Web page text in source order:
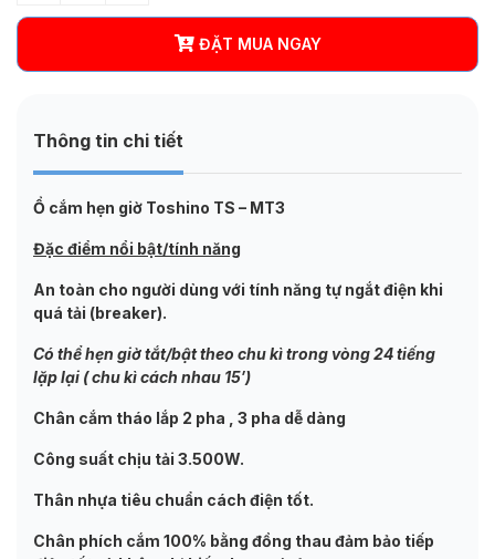
ĐẶT MUA NGAY
Thông tin chi tiết
Ổ cắm hẹn giờ Toshino TS – MT3
Đặc điểm nổi bật/tính năng
An toàn cho người dùng với tính năng tự ngắt điện khi
quá tải (breaker).
Có thể hẹn giờ tắt/bật theo chu kì trong vòng 24 tiếng
lặp lại ( chu kì cách nhau 15′)
Chân cắm tháo lắp 2 pha , 3 pha dễ dàng
Công suất chịu tải 3.500W.
Thân nhựa tiêu chuẩn cách điện tốt.
Chân phích cắm 100% bằng đồng thau đảm bảo tiếp